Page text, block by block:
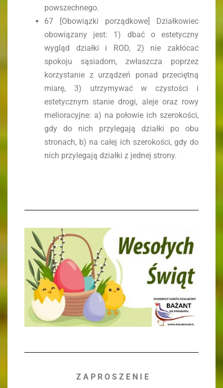
powszechnego.
67 [Obowiązki porządkowe] Działkowiec
obowiązany jest: 1) dbać o estetyczny
wygląd działki i ROD, 2) nie zakłócać
spokoju sąsiadom, zwłaszcza poprzez
korzystanie z urządzeń ponad przeciętną
miarę, 3) utrzymywać w czystości i
estetycznym stanie drogi, aleje oraz rowy
melioracyjne: a) na połowie ich szerokości,
gdy do nich przylegają działki po obu
stronach, b) na całej ich szerokości, gdy do
nich przylegają działki z jednej strony.
Z A P R O S Z E N I E